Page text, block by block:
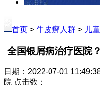
首页 > 牛皮癣人群 > 儿
全国银屑病治疗医院
日期：2022-07-01
院 点击数：